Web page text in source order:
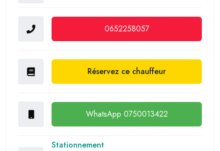
0652258057
Réservez ce chauffeur
WhatsApp 0750013422
Stationnement